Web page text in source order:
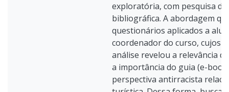
exploratória, com pesquisa de
bibliográfica. A abordagem
questionários aplicados a
coordenador do curso, cujos
análise revelou a relevância
a importância do guia (e-
perspectiva antirracista